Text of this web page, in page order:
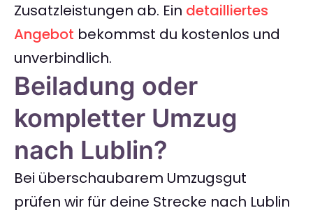
Zusatzleistungen ab. Ein detailliertes
Angebot bekommst du kostenlos und
unverbindlich.
Beiladung oder
kompletter Umzug
nach Lublin?
Bei überschaubarem Umzugsgut
prüfen wir für deine Strecke nach Lublin